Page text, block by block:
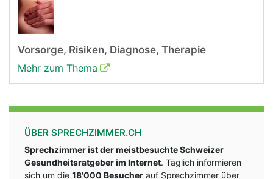
Vorsorge, Risiken, Diagnose, Therapie
Mehr zum Thema
ÜBER SPRECHZIMMER.CH
Sprechzimmer ist der meistbesuchte Schweizer
Gesundheitsratgeber im Internet. Täglich informieren
sich um die 18'000 Besucher auf Sprechzimmer über